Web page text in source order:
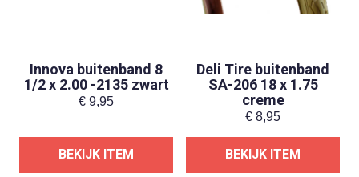
Innova buitenband 8
1/2 x 2.00 -2135 zwart
€ 9,95
BEKIJK ITEM
Deli Tire buitenband
SA-206 18 x 1.75
creme
€ 8,95
BEKIJK ITEM